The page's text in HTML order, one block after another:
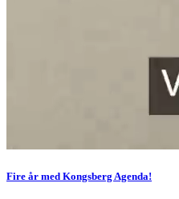
Fire år med Kongsberg Agenda!